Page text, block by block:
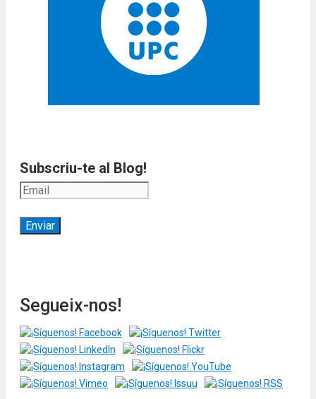
Subscriu-te al Blog!
Segueix-nos!